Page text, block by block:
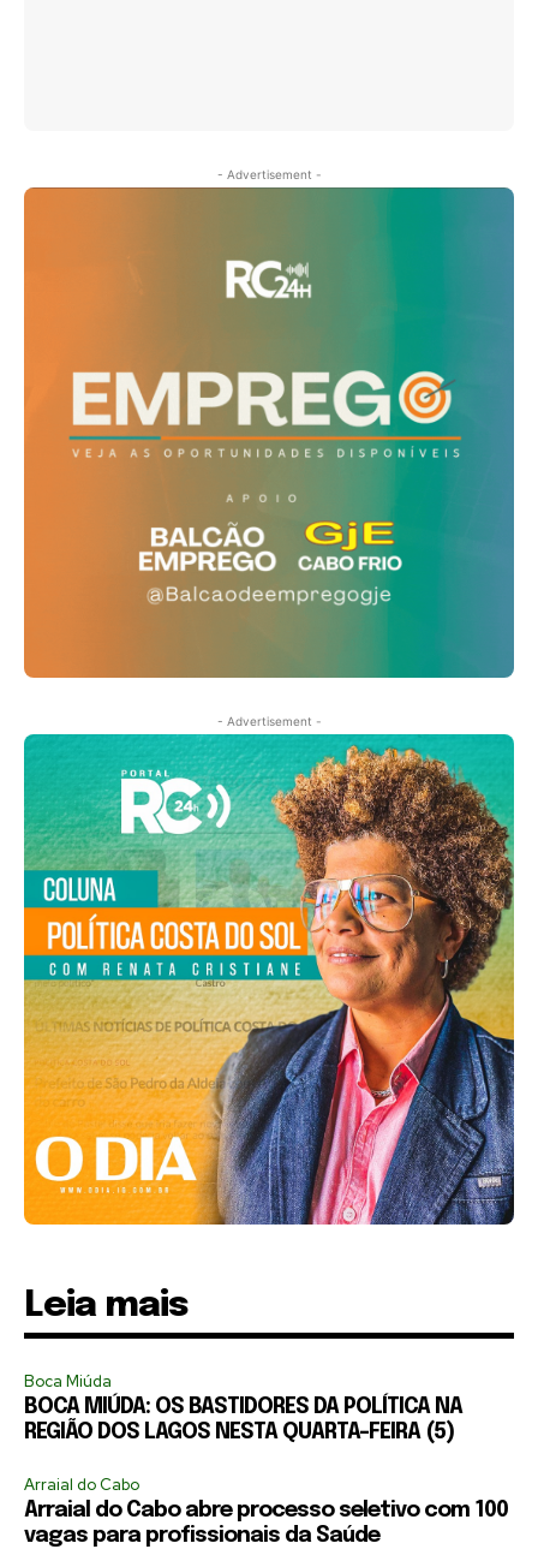
- Advertisement -
- Advertisement -
Leia mais
Boca Miúda
BOCA MIÚDA: OS BASTIDORES DA POLÍTICA NA
REGIÃO DOS LAGOS NESTA QUARTA-FEIRA (5)
Arraial do Cabo
Arraial do Cabo abre processo seletivo com 100
vagas para profissionais da Saúde